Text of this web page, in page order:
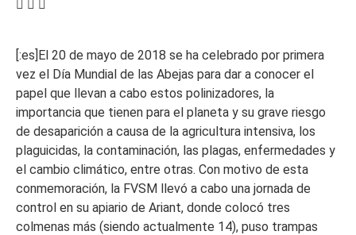
[:es]El 20 de mayo de 2018 se ha celebrado por primera
vez el Día Mundial de las Abejas para dar a conocer el
papel que llevan a cabo estos polinizadores, la
importancia que tienen para el planeta y su grave riesgo
de desaparición a causa de la agricultura intensiva, los
plaguicidas, la contaminación, las plagas, enfermedades y
el cambio climático, entre otras. Con motivo de esta
conmemoración, la FVSM llevó a cabo una jornada de
control en su apiario de Ariant, donde colocó tres
colmenas más (siendo actualmente 14), puso trampas